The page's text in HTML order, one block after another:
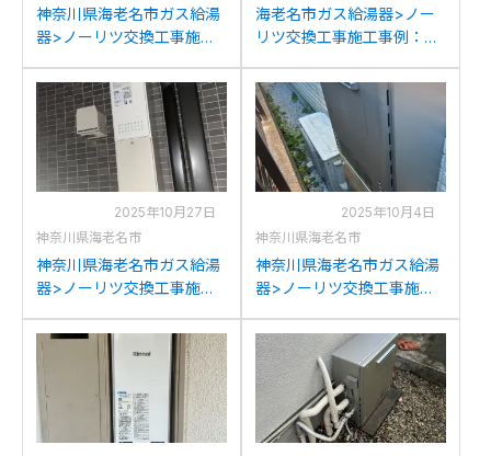
神奈川県海老名市ガス給湯
器>ノーリツ交換工事施工
4299ARSAW3Qからノーリ
ツGTH-2454AW3HBLへの
交換
海老名市ガス給湯器>ノー
リツ交換工事施工事例：ノ
からノーリツGT-
2470SAW-T BLへの交換
2025年10月27日
神奈川県海老名市
神奈川県海老名市ガス給湯
器>ノーリツ交換工事施工
2023SAWからノーリツGT-
2053SAWX-4 BLへの交換
2025年10月4日
神奈川県海老名市
神奈川県海老名市ガス給湯
器>ノーリツ交換工事施工
C2442SAWX-MBからノー
リツGT-C2472SAW BLへ
の交換